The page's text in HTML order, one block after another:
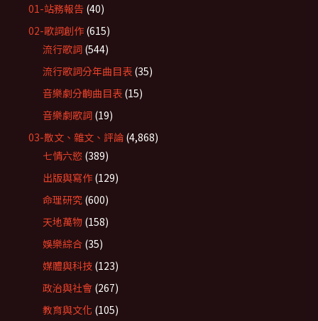
01-站務報告 (40)
02-歌詞創作 (615)
流行歌詞 (544)
流行歌詞分年曲目表 (35)
音樂劇分齣曲目表 (15)
音樂劇歌詞 (19)
03-散文、雜文、評論 (4,868)
七情六慾 (389)
出版與寫作 (129)
命理研究 (600)
天地萬物 (158)
娛樂綜合 (35)
媒體與科技 (123)
政治與社會 (267)
教育與文化 (105)